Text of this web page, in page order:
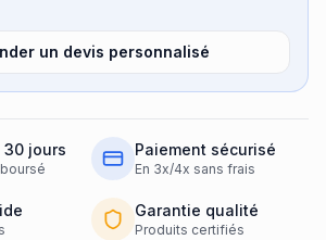
un devis personnalisé
30 jours Paiement sécurisé
En 3x/4x sans frais
Garantie qualité
Produits certifiés